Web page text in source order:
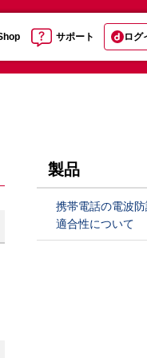
サポート ログ
製品
携帯電話の電波
適合性について